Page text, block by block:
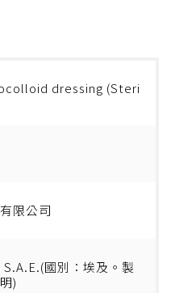
dressing (Steri
限公司
國別：埃及。製
)